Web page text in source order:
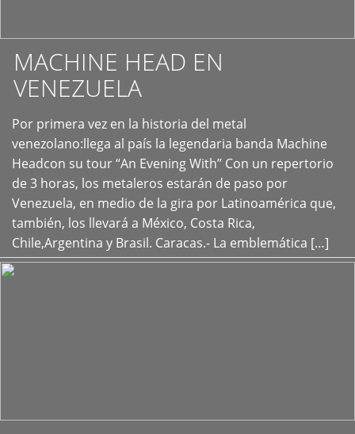
MACHINE HEAD EN
VENEZUELA
Por primera vez en la historia del metal
venezolano:llega al país la legendaria banda Machine
Headcon su tour “An Evening With” Con un repertorio
de 3 horas, los metaleros estarán de paso por
Venezuela, en medio de la gira por Latinoamérica que,
también, los llevará a México, Costa Rica,
Chile,Argentina y Brasil. Caracas.- La emblemática […]
+